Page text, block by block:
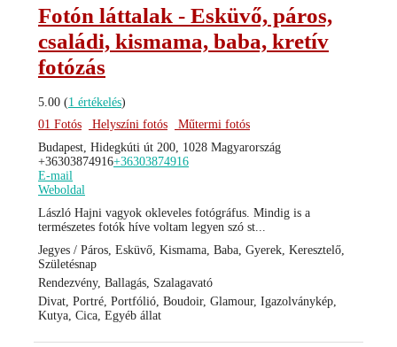
Fotón láttalak - Esküvő, páros,
családi, kismama, baba, kretív
fotózás
5.00 (1 értékelés)
01 Fotós
Helyszíni fotós
Műtermi fotós
Budapest, Hidegkúti út 200, 1028 Magyarország
+36303874916+36303874916
E-mail
Weboldal
László Hajni vagyok okleveles fotógráfus. Mindig is a
természetes fotók híve voltam legyen szó st...
Jegyes / Páros, Esküvő, Kismama, Baba, Gyerek, Keresztelő,
Születésnap
Rendezvény, Ballagás, Szalagavató
Divat, Portré, Portfólió, Boudoir, Glamour, Igazolványkép,
Kutya, Cica, Egyéb állat